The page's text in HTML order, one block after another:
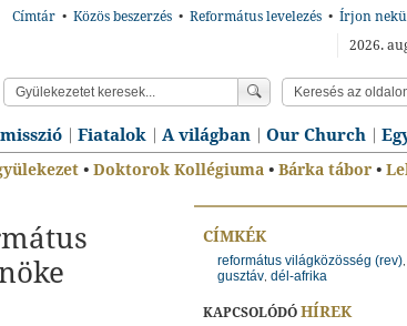
Címtár • Közös beszerzés • Református levelezés • Írjon
2026.
Fiatalok A világban Our Church
• Doktorok Kollégiuma • Bárka tábor •
CÍMKÉK
református világközösség (rev),
gusztáv, dél-afrika
KAPCSOLÓDÓ HÍREK